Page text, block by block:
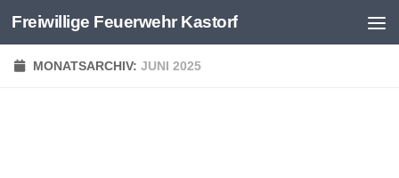
Zum Inhalt springen
Freiwillige Feuerwehr Kastorf
MONATSARCHIV: JUNI 2025